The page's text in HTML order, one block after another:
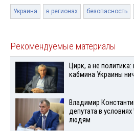
Украина в регионах безопасность
Рекомендуемые материалы
Цирк, а не
кабмина Украины
Владимир
депутата в
людям